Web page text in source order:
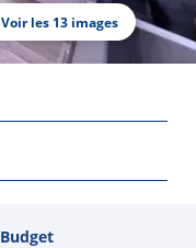
Voir les 13 images
Budget